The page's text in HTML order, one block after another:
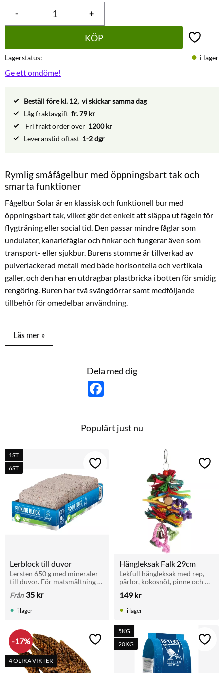
+
-
KÖP Lägg till
Lagerstatus i lager
Ge ett omdöme!
Beställ före kl. 12, vi skickar samma dag
Låg fraktavgift fr. 79 kr
Fri frakt order över 1200 kr
Leveranstid oftast 1-2 dgr
Rymlig småfågelbur med öppningsbart tak och
smarta funktioner
Fågelbur Solar är en klassisk och funktionell bur med
öppningsbart tak, vilket gör det enkelt att släppa ut fågeln för
flygträning eller social tid. Den passar mindre fåglar som
undulater, kanariefåglar och finkar och fungerar även som
transport- eller sjukbur. Burens stomme är tillverkad av
pulverlackerad metall med både horisontella och vertikala
galler, och den har en utdragbar plastbricka i botten för smidig
rengöring. Buren har två svängdörrar samt medföljande
tillbehör för omedelbar användning.
Längd: 49 cm
Bredd: 31 cm
– Utdragbar bottenbricka för enkel rengöring
Dela med dig
F
o
o
Populärt just nu
Lerblock till duvor
Lersten 650 g med mineraler
till duvor. För matsmältning
rasduvor och andra fåglar.
Från 35 kr
1ST
6ST
Lägg till i favoriter
i lager
Hängleksak Falk 29cm
Lekfull hängleksak med rep,
pärlor, kokosnöt, pinne och
parakiter.
149kr
Lägg
i lager
17%
4 OLIKA VIKTER
Lägg till i favoriter
5KG
20KG
Lägg